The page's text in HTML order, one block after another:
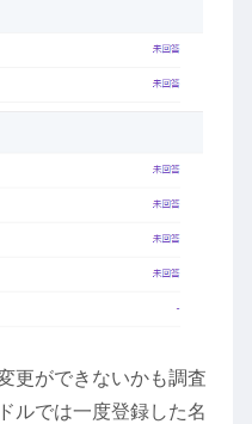
更ができないかも調査
ルでは一度登録した名